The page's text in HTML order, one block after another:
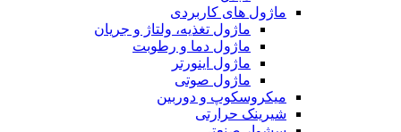
ماژول های کاربردی
ماژول تغذیه، ولتاژ و جریان
ماژول دما و رطوبت
ماژول اینورتر
ماژول صوتی
میکروسکوپ و دوربین
شیرینک حرارتی